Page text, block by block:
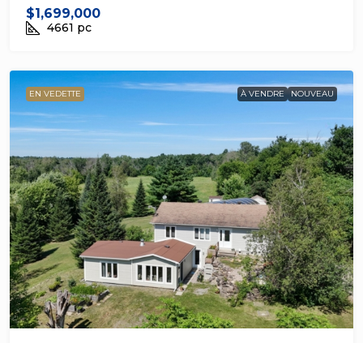
$1,699,000
4661 pc
EN VEDETTE À VENDRE NOUVEAU